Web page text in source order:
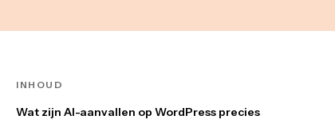
INHOUD
Wat zijn AI-aanvallen op WordPress precies